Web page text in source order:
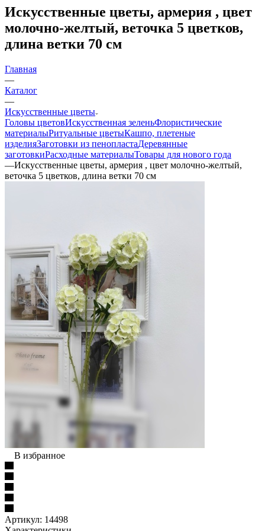
Искусственные цветы, армерия , цвет
молочно-желтый, веточка 5 цветков,
длина ветки 70 см
Главная
—
Каталог
—
Искусственные цветы
Головы цветовИскусственная зеленьФлористические
материалыРитуальные цветыКашпо, плетеные
изделияЗаготовки из пенопластаДеревянные
заготовкиРасходные материалыТовары для нового года
—Искусственные цветы, армерия , цвет молочно-желтый,
веточка 5 цветков, длина ветки 70 см
В избранное
Артикул: 14498